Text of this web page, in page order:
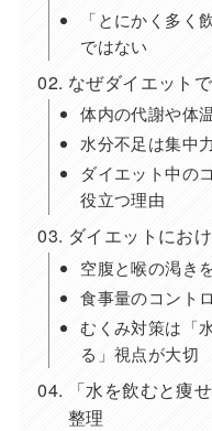
「とにかく多く
ではない
なぜダイエット
体内の代謝や体
水分不足は集中
ダイエット中の
役立つ理由
ダイエットにお
空腹と喉の渇き
食事量のコント
むくみ対策は「
る」視点が大切
「水を飲むと痩
整理